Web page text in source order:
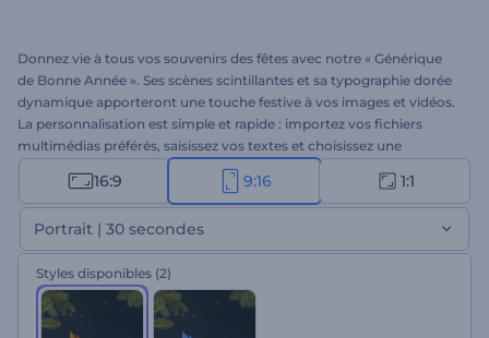
Donnez vie à tous vos souvenirs des fêtes avec notre « Générique
de Bonne Année ». Ses scènes scintillantes et sa typographie dorée
dynamique apporteront une touche festive à vos images et vidéos.
La personnalisation est simple et rapide : importez vos fichiers
multimédias préférés, saisissez vos textes et choisissez une
musique de Noël pour créer une vidéo joyeuse pour le Nouvel An.
Idéal pour les diaporamas de famille, les vidéos de vœux, les
compilations de fêtes, les publications sur les réseaux sociaux et
bien plus encore. Créez dès maintenant !
16:9 9:16 1:1
Portrait | 30 secondes
Styles disponibles (2)